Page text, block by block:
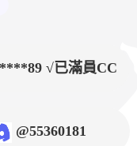
√已滿員CC
@55360181